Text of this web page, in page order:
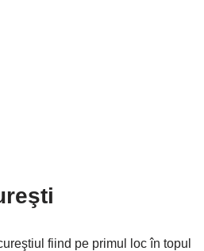
fiind pe primul loc în topul